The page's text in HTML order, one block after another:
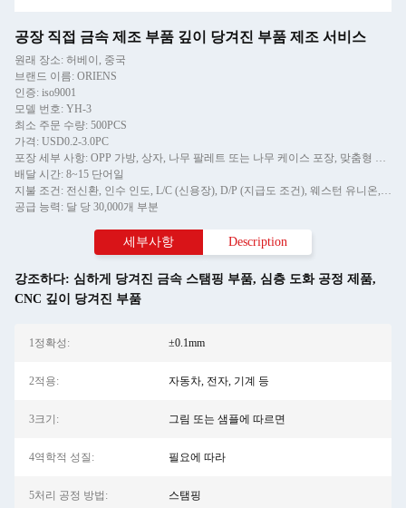
공장 직접 금속 제조 부품 깊이 당겨진 부품 제조 서비스
원래 장소: 허베이, 중국
브랜드 이름: ORIENS
인증: iso9001
모델 번호: YH-3
최소 주문 수량: 500PCS
가격: USD0.2-3.0PC
포장 세부 사항: OPP 가방, 상자, 나무 팔레트 또는 나무 케이스 포장, 맞춤형 라벨 제공 가능
배달 시간: 8~15 단어일
지불 조건: 전신환, 인수 인도, L/C (신용장), D/P (지급도 조건), 웨스턴 유니온, 머니그램
공급 능력: 달 당 30,000개 부분
세부사항 Description
강조하다: 심하게 당겨진 금속 스탬핑 부품, 심층 도화 공정 제품,
CNC 깊이 당겨진 부품
1정확성: ±0.1mm
2적용: 자동차, 전자, 기계 등
3크기: 그림 또는 샘플에 따르면
4역학적 성질: 필요에 따라
5처리 공정 방법: 스탬핑